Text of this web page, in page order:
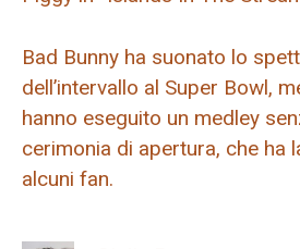
Bad Bunny ha suonato lo
dell’intervallo al Super Bowl,
hanno eseguito un medley
cerimonia di apertura, che ha
alcuni fan.